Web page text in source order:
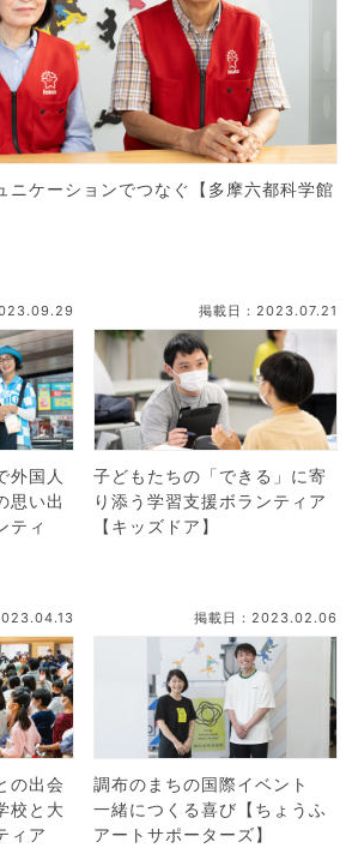
ニケーションでつなぐ【多摩六都科学館
外国人
思い出
ティ
掲載日：2023.07.21
子どもたちの「できる」に寄
り添う学習支援ボランティア
【キッズドア】
の出会
校と大
ィア
掲載日：2023.02.06
調布のまちの国際イベント
一緒につくる喜び【ちょうふ
アートサポーターズ】